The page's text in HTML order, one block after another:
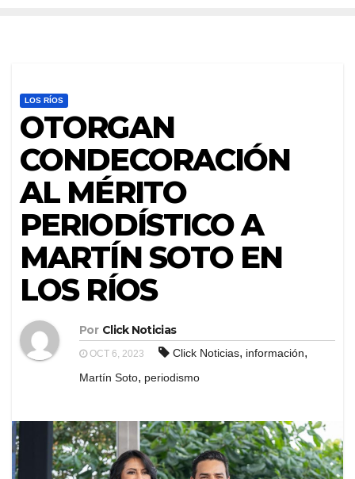
LOS RÍOS
OTORGAN
CONDECORACIÓN
AL MÉRITO
PERIODÍSTICO A
MARTÍN SOTO EN
LOS RÍOS
Por Click Noticias
OCT 6, 2023 Click Noticias, información,
Martín Soto, periodismo